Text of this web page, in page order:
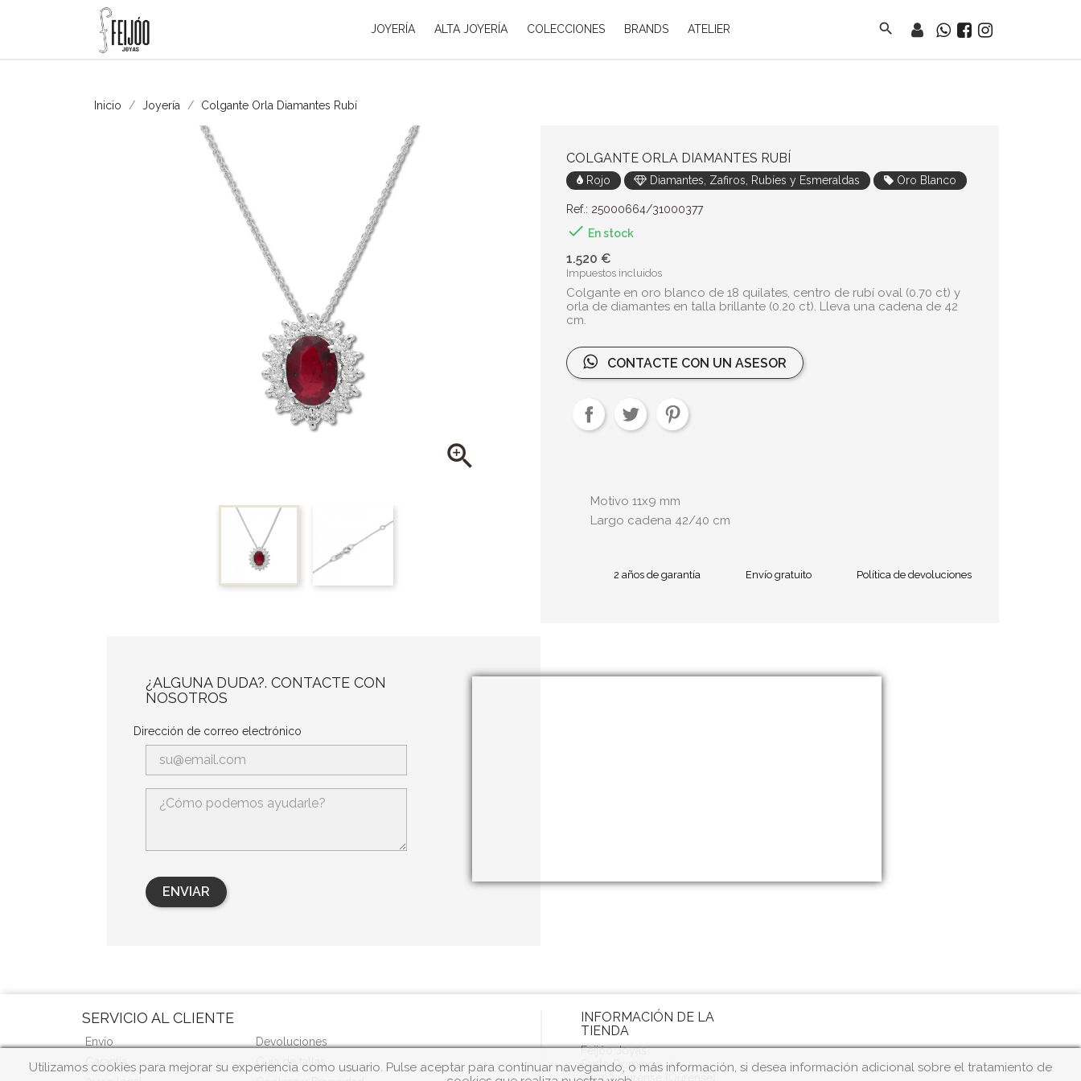
JOYERÍA ALTA JOYERÍA COLECCIONES BRANDS ATELIER search
Inicio Joyería Colgante Orla Diamantes Rubí

COLGANTE ORLA DIAMANTES RUBÍ
Rojo Diamantes, Zafiros, Rubíes y Esmeraldas Oro Blanco
Ref.: 25000664/31000377
 En stock
1.520 €
Impuestos incluidos
Colgante en oro blanco de 18 quilates, centro de rubí oval (0.70 ct) y
orla de diamantes en talla brillante (0.20 ct). Lleva una cadena de 42
cm.
CONTACTE CON UN ASESOR
Motivo 11x9 mm
Largo cadena 42/40 cm
2 años de garantía Envío gratuito Política de devoluciones
¿ALGUNA DUDA?. CONTACTE CON
NOSOTROS
Dirección de correo electrónico
SERVICIO AL CLIENTE
Envío
Devoluciones
Garantía
Guía de tallas
INFORMACIÓN DE LA
TIENDA
Feijóo Joyas
Santo Domingo, 41
32003 Ourense (Ourense)
Utilizamos cookies para mejorar su experiencia como usuario. Pulse aceptar para continuar navegando, o más información, si desea información adicional sobre el tratamiento de